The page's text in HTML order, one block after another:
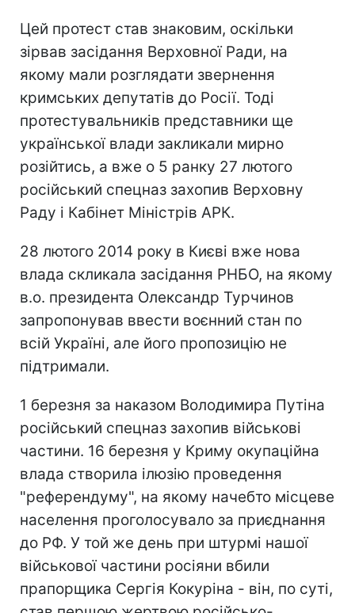
Цей протест став знаковим, оскільки
зірвав засідання Верховної Ради, на
якому мали розглядати звернення
кримських депутатів до Росії. Тоді
протестувальників представники ще
української влади закликали мирно
розійтись, а вже о 5 ранку 27 лютого
російський спецназ захопив Верховну
Раду і Кабінет Міністрів АРК.
28 лютого 2014 року в Києві вже нова
влада скликала засідання РНБО, на якому
в.о. президента Олександр Турчинов
запропонував ввести воєнний стан по
всій Україні, але його пропозицію не
підтримали.
1 березня за наказом Володимира Путіна
російський спецназ захопив військові
частини. 16 березня у Криму окупаційна
влада створила ілюзію проведення
"референдуму", на якому начебто місцеве
населення проголосувало за приєднання
до РФ. У той же день при штурмі нашої
військової частини росіяни вбили
прапорщика Сергія Кокуріна - він, по суті,